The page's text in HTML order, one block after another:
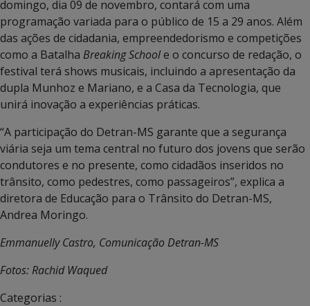
domingo, dia 09 de novembro, contará com uma
programação variada para o público de 15 a 29 anos. Além
das ações de cidadania, empreendedorismo e competições
como a Batalha Breaking Schoole o concurso de redação, o
festival terá shows musicais, incluindo a apresentação da
dupla Munhoz e Mariano, e a Casa da Tecnologia, que
unirá inovação a experiências práticas.
“A participação do Detran-MS garante que a segurança
viária seja um tema central no futuro dos jovens que serão
condutores e no presente, como cidadãos inseridos no
trânsito, como pedestres, como passageiros”, explica a
diretora de Educação para o Trânsito do Detran-MS,
Andrea Moringo.
Emmanuelly Castro, Comunicação Detran-MS
Fotos: Rachid Waqued
Categorias :